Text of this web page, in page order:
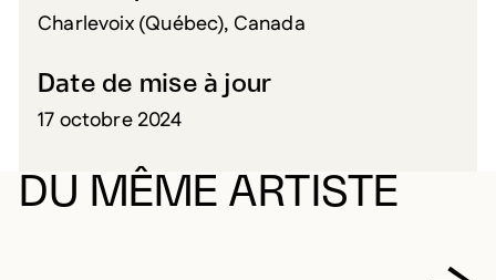
Charlevoix (Québec), Canada
Date de mise à jour
17 octobre 2024
DU MÊME ARTISTE